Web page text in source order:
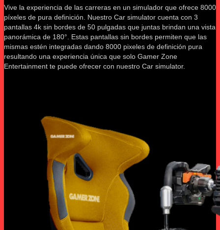
Vive la experiencia de las carreras en un simulador que ofrece 8000
píxeles de pura definición. Nuestro Car simulator cuenta con 3
pantallas 4k sin bordes de 50 pulgadas que juntas brindan una vista
panorámica de 180°. Estas pantallas sin bordes permiten que las
mismas estén integradas dando 8000 pixeles de definición pura
resultando una experiencia única que solo Gamer Zone
Entertainment te puede ofrecer con nuestro Car simulator.